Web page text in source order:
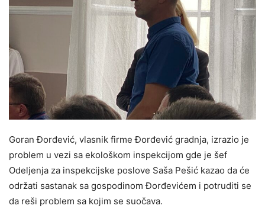
Goran Đorđević, vlasnik firme Đorđević gradnja, izrazio je
problem u vezi sa ekološkom inspekcijom gde je šef
Odeljenja za inspekcijske poslove Saša Pešić kazao da će
održati sastanak sa gospodinom Đorđevićem i potruditi se
da reši problem sa kojim se suočava.